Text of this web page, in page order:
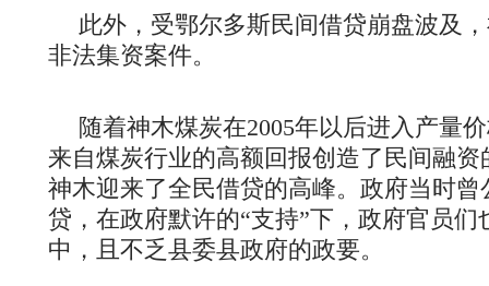
此外，受鄂尔多斯民间借贷崩盘波及
非法集资案件。
随着神木煤炭在2005年以后进入产量
来自煤炭行业的高额回报创造了民间融资
神木迎来了全民借贷的高峰。政府当时
贷，在政府默许的“支持”下，政府官员
中，且不乏县委县政府的政要。